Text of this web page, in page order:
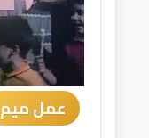
عمل ميم